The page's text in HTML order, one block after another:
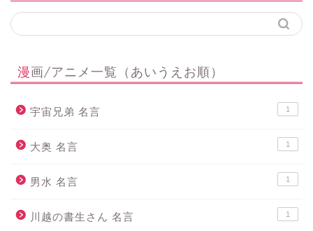
漫画/アニメ一覧（あいうえお順）
宇宙兄弟 名言 1
大奥 名言 1
男水 名言 1
川越の書生さん 名言 1